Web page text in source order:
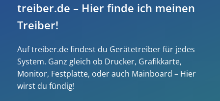
treiber.de – Hier finde ich meinen
Treiber!
Auf treiber.de findest du Gerätetreiber für jedes
System. Ganz gleich ob Drucker, Grafikkarte,
Monitor, Festplatte, oder auch Mainboard – Hier
wirst du fündig!